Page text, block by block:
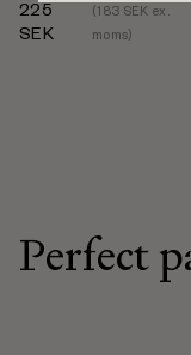
225
SEK
( 183 SEK ex.
moms)
Perfect